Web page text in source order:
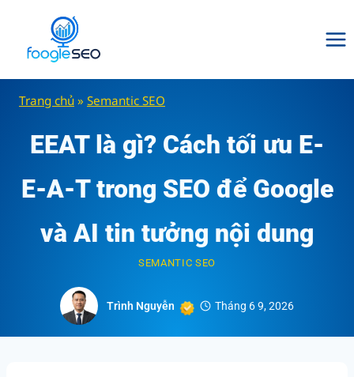
content
Trang chủ » Semantic SEO
EEAT là gì? Cách tối ưu E-
E-A-T trong SEO để Google
và AI tin tưởng nội dung
SEMANTIC SEO
Trình Nguyễn Tháng 6 9, 2026